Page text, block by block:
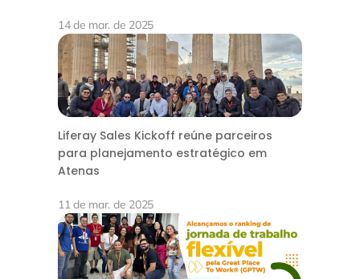
14 de mar. de 2025
Liferay Sales Kickoff reúne parceiros
para planejamento estratégico em
Atenas
11 de mar. de 2025